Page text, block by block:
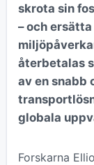
skrota sin
– och
återbetalas
av en snabb
globala
Forskarna